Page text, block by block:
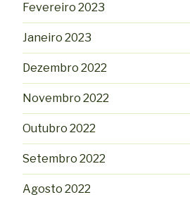
Fevereiro 2023
Janeiro 2023
Dezembro 2022
Novembro 2022
Outubro 2022
Setembro 2022
Agosto 2022